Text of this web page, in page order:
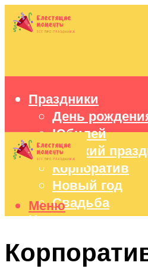
Праздники
День
Юбилей
Детский
Корпоратив
Новый год
Свадьба
Идеи подарков
Праздничный
Меню